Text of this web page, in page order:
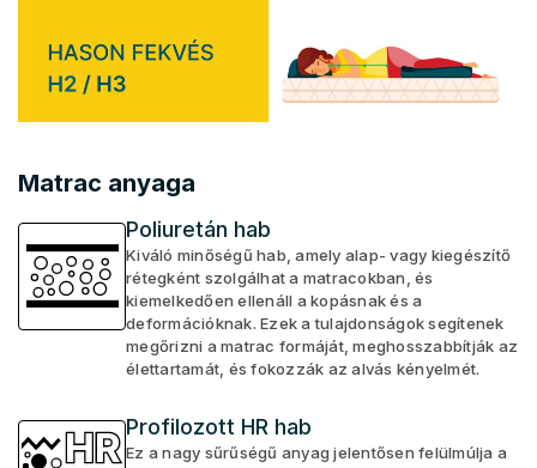
Matrac anyaga
Poliuretán hab
Kiváló minőségű hab, amely alap- vagy kiegészítő
rétegként szolgálhat a matracokban, és
kiemelkedően ellenáll a kopásnak és a
deformációknak. Ezek a tulajdonságok segítenek
megőrizni a matrac formáját, meghosszabbítják az
élettartamát, és fokozzák az alvás kényelmét.
Profilozott HR hab
Ez a nagy sűrűségű anyag jelentősen felülmúlja a